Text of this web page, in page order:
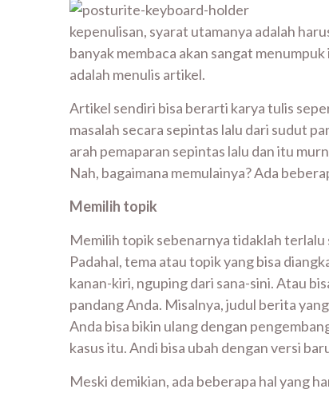
kepenulisan, syarat utamanya adalah
banyak membaca akan sangat
adalah menulis artikel.
Artikel sendiri bisa berarti karya tulis
masalah secara sepintas lalu dari sudut
arah pemaparan sepintas lalu dan itu
Nah, bagaimana memulainya? Ada
Memilih topik
Memilih topik sebenarnya tidaklah terlalu
Padahal, tema atau topik yang bisa
kanan-kiri, nguping dari sana-sini. Atau
pandang Anda. Misalnya, judul berita
Anda bisa bikin ulang dengan
kasus itu. Andi bisa ubah dengan versi
Meski demikian, ada beberapa hal yang